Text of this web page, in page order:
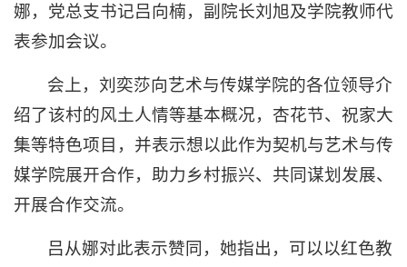
娜，党总支书记吕向楠，副院长刘旭及学院教师代
表参加会议。
会上，刘奕莎向艺术与传媒学院的各位领导介
绍了该村的风土人情等基本概况，杏花节、祝家大
集等特色项目，并表示想以此作为契机与艺术与传
媒学院展开合作，助力乡村振兴、共同谋划发展、
开展合作交流。
吕从娜对此表示赞同，她指出，可以以红色教